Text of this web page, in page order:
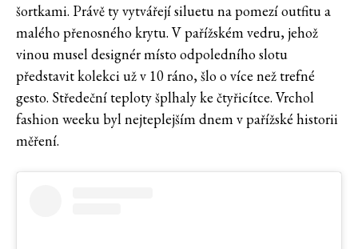
šortkami. Právě ty vytvářejí siluetu na pomezí outfitu a
malého přenosného krytu. V pařížském vedru, jehož
vinou musel designér místo odpoledního slotu
představit kolekci už v 10 ráno, šlo o více než trefné
gesto. Středeční teploty šplhaly ke čtyřicítce. Vrchol
fashion weeku byl nejteplejším dnem v pařížské historii
měření.